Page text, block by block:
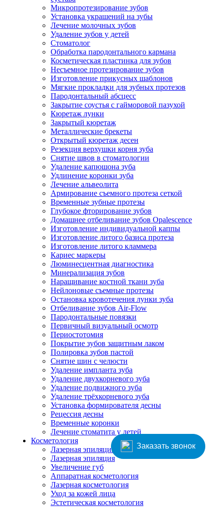
Микропротезирование зубов
Установка украшений на зубы
Лечение молочных зубов
Удаление зубов у детей
Стоматолог
Обработка пародонтального кармана
Косметическая пластинка для зубов
Несъемное протезирование зубов
Изготовление прикусных шаблонов
Мягкие прокладки для зубных протезов
Пародонтальный абсцесс
Закрытие соустья с гайморовой пазухой
Кюретаж лунки
Закрытый кюретаж
Металлические брекеты
Открытый кюретаж десен
Резекция верхушки корня зуба
Снятие швов в стоматологии
Удаление капюшона зуба
Удлинение коронки зуба
Лечение альвеолита
Армирование съемного протеза сеткой
Временные зубные протезы
Глубокое фторирование зубов
Домашнее отбеливание зубов Opalescence
Изготовление индивидуальной каппы
Изготовление литого базиса протеза
Изготовление литого кламмера
Кариес маркеры
Люминесцентная диагностика
Минерализация зубов
Наращивание костной ткани зуба
Нейлоновые съемные протезы
Остановка кровотечения лунки зуба
Отбеливание зубов Air-Flow
Пародонтальные повязки
Первичный визуальный осмотр
Периостотомия
Покрытие зубов защитным лаком
Полировка зубов пастой
Снятие шин с челюсти
Удаление импланта зуба
Удаление двухкорневого зуба
Удаление подвижного зуба
Удаление трёхкорневого зуба
Установка формирователя десны
Рецессия десны
Временные коронки
Лечение стоматита у детей
Косметология
Лазерная эпиляция бороды
Лазерная эпиляция
Увеличение губ
Аппаратная косметология
Лазерная косметология
Уход за кожей лица
Эстетическая косметология
Заказать звонок